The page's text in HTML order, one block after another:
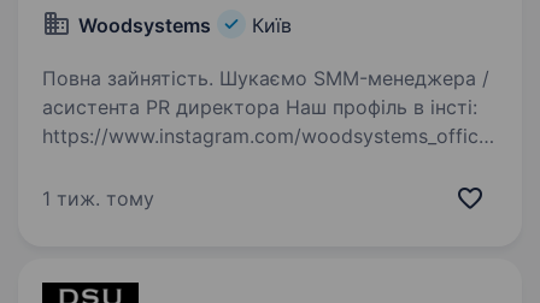
Woodsystems
Київ
Повна зайнятість. Шукаємо SMM-менеджера /
асистента PR директора Наш профіль в інсті:
https://www.instagram.com/woodsystems_officia
не погана, але в планах робити і розвивати як
1 тиж. тому